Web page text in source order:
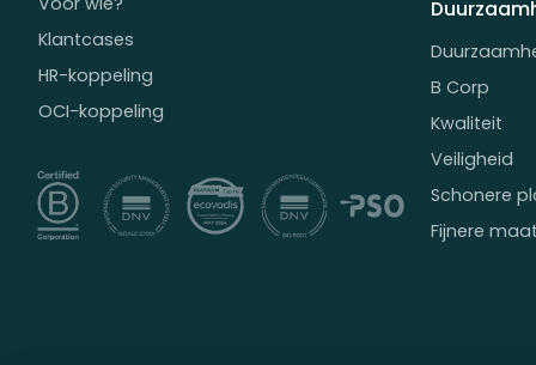
Klantcases
HR-koppeling
OCI-koppeling
B Corp
Kwaliteit
Veiligheid
Schonere
Fijnere